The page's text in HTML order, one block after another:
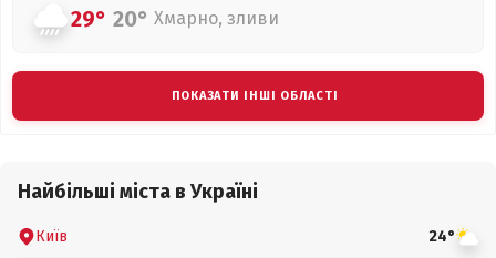
29° 20° Хмарно, зливи
ПОКАЗАТИ ІНШІ ОБЛАСТІ
Найбільші міста в Україні
Київ 24°